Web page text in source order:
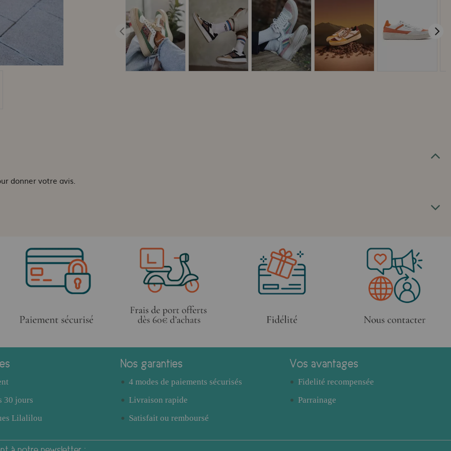
donner votre avis.
30 jours
Lilalilou
Nos garanties
4 modes de paiements sécurisés
Livraison rapide
Satisfait ou remboursé
Vos avantages
Fidelité recompensée
Parrainage